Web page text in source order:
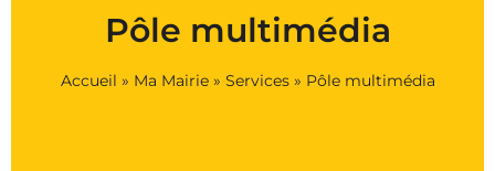
Pôle multimédia
Accueil » Ma Mairie» Services» Pôle multimédia